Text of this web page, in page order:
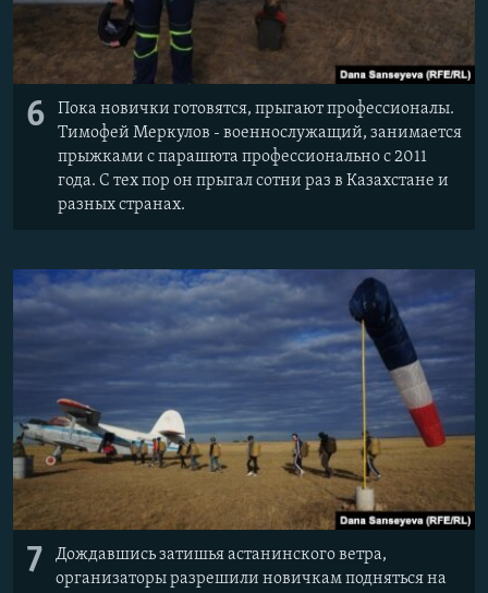
6
Пока новички готовятся, прыгают профессионалы.
Тимофей Меркулов - военнослужащий, занимается
прыжками с парашюта профессионально с 2011
года. С тех пор он прыгал сотни раз в Казахстане и
разных странах.
7
Дождавшись затишья астанинского ветра,
организаторы разрешили новичкам подняться на